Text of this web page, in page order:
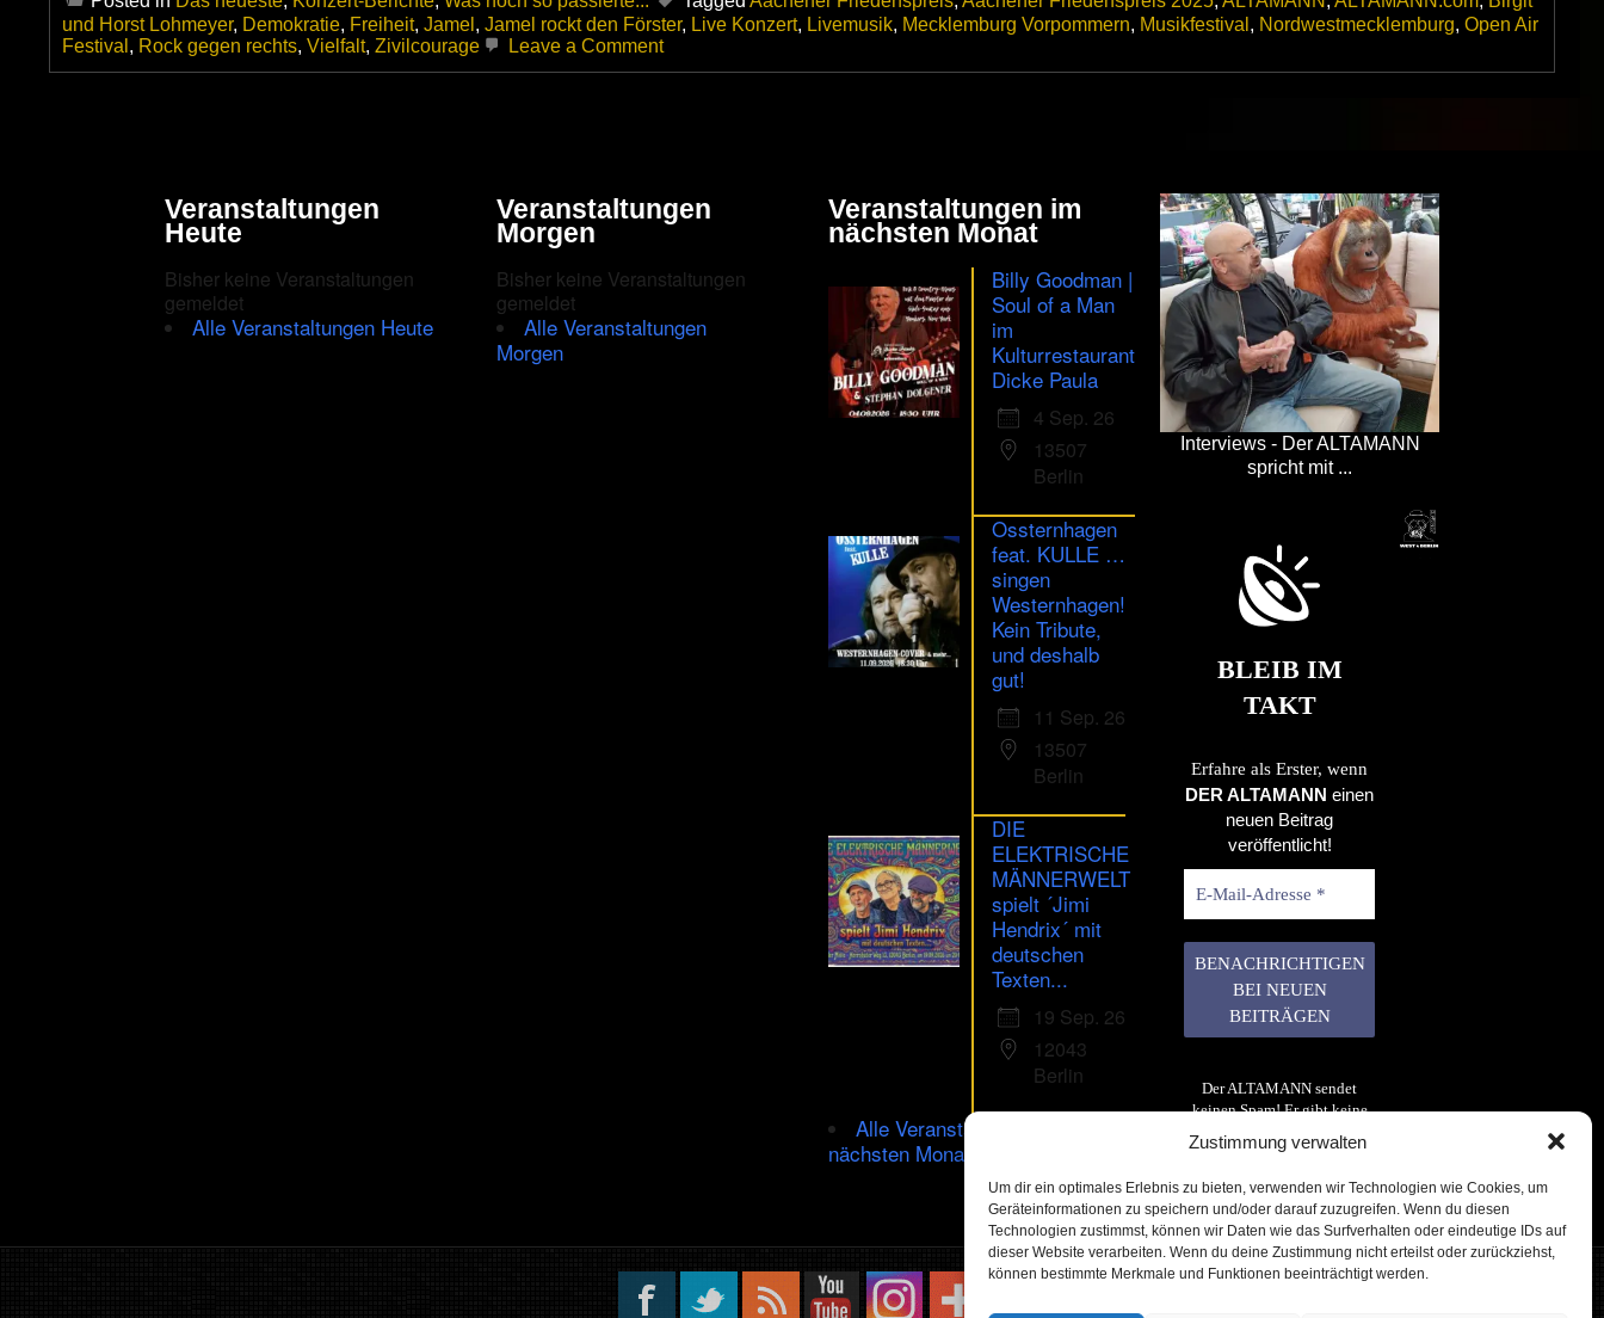
Zustimmung verwalten
Um dir ein optimales Erlebnis zu bieten, verwenden wir Technologien wie Cookies, um
Geräteinformationen zu speichern und/oder darauf zuzugreifen. Wenn du diesen
Technologien zustimmst, können wir Daten wie das Surfverhalten oder eindeutige IDs auf
dieser Website verarbeiten. Wenn du deine Zustimmung nicht erteilst oder zurückziehst,
können bestimmte Merkmale und Funktionen beeinträchtigt werden.
und Horst Lohmeyer, Demokratie, Freiheit, Jamel , Jamel rockt den Förster, Live Konzert, Livemusik, Mecklemburg Vorpommern, Musikfestival , Nordwestmecklemburg, Open Air
Festival , Rock gegen rechts, Vielfalt, Zivilcourage Leave a Commenton
Zivilcourage:
mit
Friedenspreis
geehrt
Veranstaltungen
Heute
Bisher keine Veranstaltungen
gemeldet
Alle Veranstaltungen Heute
Veranstaltungen
Morgen
Bisher keine Veranstaltungen
gemeldet
Alle Veranstaltungen
Morgen
Veranstaltungen im
nächsten Monat
Billy Goodman |
Soul of a Man
im
Kulturrestaurant
Dicke Paula
4 Sep. 26
13507
Berlin
Ossternhagen
feat. KULLE …
singen
Westernhagen!
Kein Tribute,
und deshalb
gut!
11 Sep. 26
13507
Berlin
DIE
ELEKTRISCHE
MÄNNERWELT
spielt ´Jimi
Hendrix´ mit
deutschen
Texten...
19 Sep. 26
12043
Berlin
Alle Veranstaltungen im
nächsten Monat
Interviews - Der ALTAMANN
spricht mit ...
BLEIB IM
TAKT
Erfahre als Erster, wenn
DER ALTAMANN einen
neuen Beitrag
veröffentlicht!
Der ALTAMANN sendet
keinen Spam! Er gibt keine
Daten an dritte weiter. Erfahre
mehr in unserer
Datenschutzerklärung.